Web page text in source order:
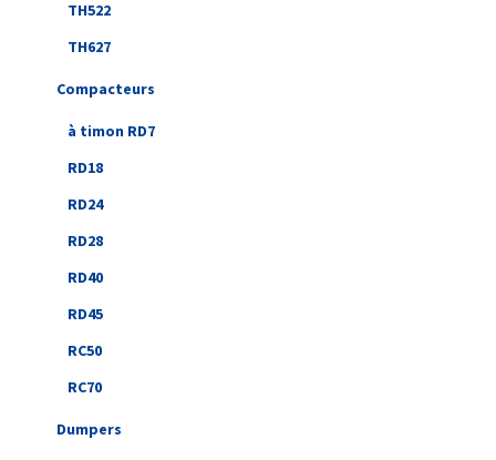
TH522
TH627
Compacteurs
à timon RD7
RD18
RD24
RD28
RD40
RD45
RC50
RC70
Dumpers